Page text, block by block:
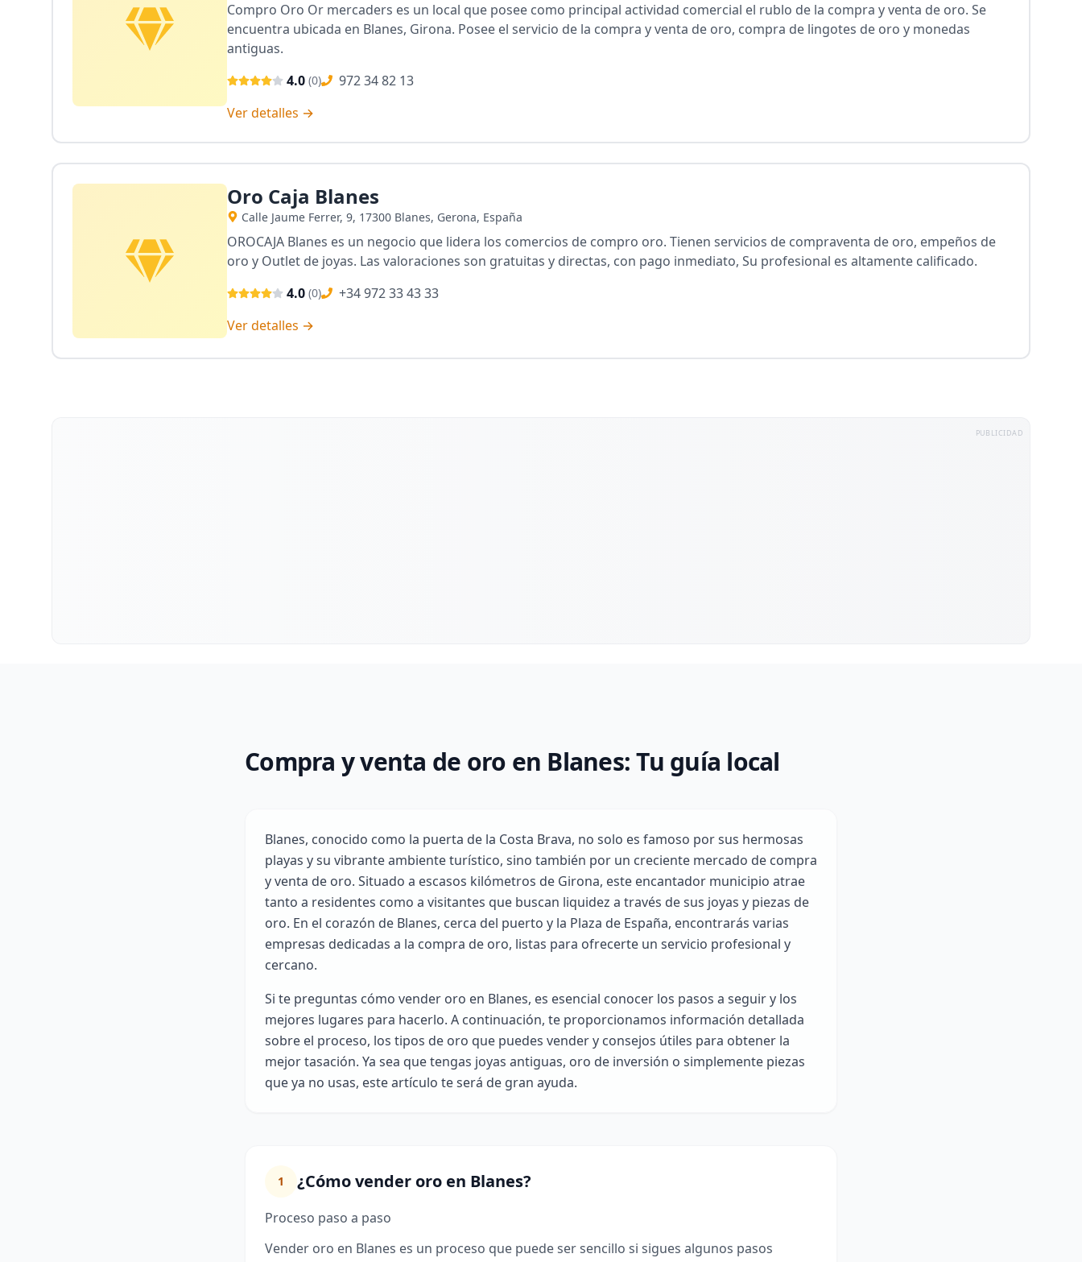
Compro Oro Or mercaders es un local que posee como principal actividad comercial el rublo de la compra y venta de oro. Se
encuentra ubicada en Blanes, Girona. Posee el servicio de la compra y venta de oro, compra de lingotes de oro y monedas
antiguas.
4.0 (0)
972 34 82 13
Ver detalles →
Oro Caja Blanes
Calle Jaume Ferrer, 9, 17300 Blanes, Gerona, España
OROCAJA Blanes es un negocio que lidera los comercios de compro oro. Tienen servicios de compraventa de oro, empeños de
oro y Outlet de joyas. Las valoraciones son gratuitas y directas, con pago inmediato, Su profesional es altamente calificado.
4.0 (0)
+34 972 33 43 33
Ver detalles →
PUBLICIDAD
Compra y venta de oro en Blanes: Tu guía local
Blanes, conocido como la puerta de la Costa Brava, no solo es famoso por sus hermosas
playas y su vibrante ambiente turístico, sino también por un creciente mercado de compra
y venta de oro. Situado a escasos kilómetros de Girona, este encantador municipio atrae
tanto a residentes como a visitantes que buscan liquidez a través de sus joyas y piezas de
oro. En el corazón de Blanes, cerca del puerto y la Plaza de España, encontrarás varias
empresas dedicadas a la compra de oro, listas para ofrecerte un servicio profesional y
cercano.
Si te preguntas cómo vender oro en Blanes, es esencial conocer los pasos a seguir y los
mejores lugares para hacerlo. A continuación, te proporcionamos información detallada
sobre el proceso, los tipos de oro que puedes vender y consejos útiles para obtener la
mejor tasación. Ya sea que tengas joyas antiguas, oro de inversión o simplemente piezas
que ya no usas, este artículo te será de gran ayuda.
1 ¿Cómo vender oro en Blanes?
Proceso paso a paso
Vender oro en Blanes es un proceso que puede ser sencillo si sigues algunos pasos